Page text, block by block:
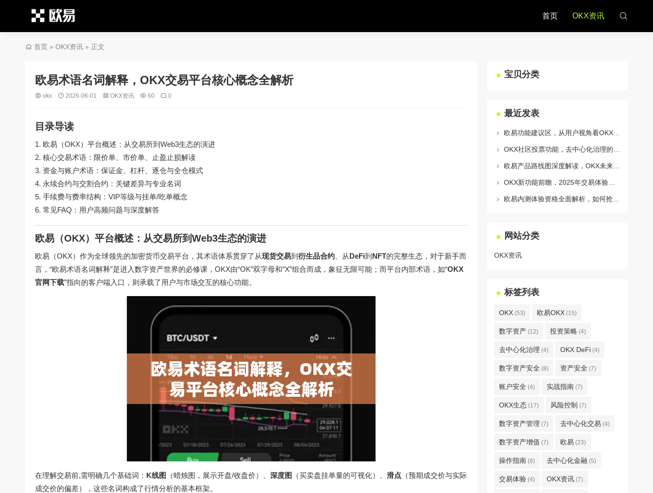
首页 OKX资讯
首页 » OKX资讯 » 正文
欧易术语名词解释，OKX交易平台核心概念全解析
okx 2026-06-01 OKX资讯 60 0
目录导读
欧易（OKX）平台概述：从交易所到Web3生态的演进
核心交易术语：限价单、市价单、止盈止损解读
资金与账户术语：保证金、杠杆、逐仓与全仓模式
永续合约与交割合约：关键差异与专业名词
手续费与费率结构：VIP等级与挂单/吃单概念
常见FAQ：用户高频问题与深度解答
欧易（OKX）平台概述：从交易所到Web3生态的演进
欧易（OKX）作为全球领先的加密货币交易平台，其术语体系贯穿了从现货交易到 衍生品合约 、从DeFi到 NFT的完整生态，对于新手而
言，“欧易术语名词解释”是进入数字资产世界的必修课，OKX由“OK”双字母和“X”组合而成，象征无限可能；而平台内部术语，如“OKX
官网下载”指向的客户端入口，则承载了用户与市场交互的核心功能。
在理解交易前,需明确几个基础词： K线图 （蜡烛图，展示开盘/收盘价）、 深度图 （买卖盘挂单量的可视化）、 滑点 （预期成交价与实际
成交价的偏差），这些名词构成了行情分析的基本框架。
宝贝分类
最近发表
网站分类
OKX资讯
标签列表
OKX (53) 欧易OKX (15)
数字资产 (12) 投资策略 (4)
去中心化治理 (4) OKX DeFi (4)
数字资产安全 (8) 资产安全 (7)
账户安全 (4) 实战指南 (7)
OKX生态 (17) 风险控制 (7)
数字资产管理 (7) 去中心化交易 (4)
数字资产增值 (7) 欧易 (23)
操作指南 (8) 去中心化金融 (5)
交易体验 (4) OKX资讯 (7)